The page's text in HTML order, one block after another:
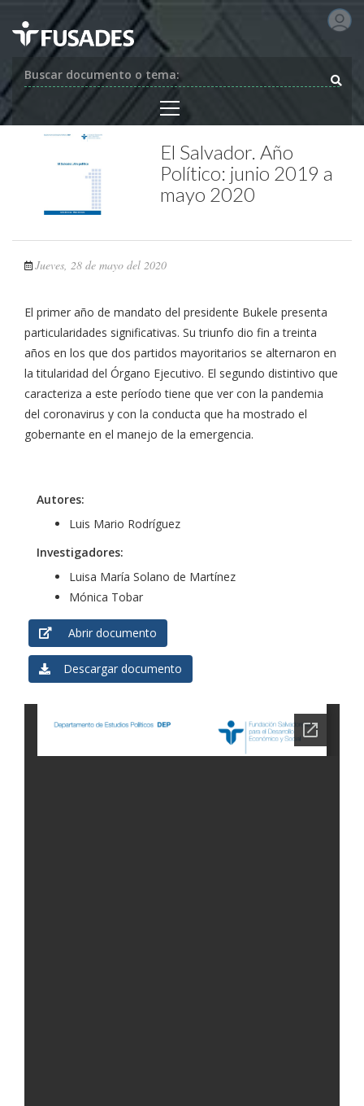
Buscar documento o tema:
El Salvador. Año
Político: junio 2019 a
mayo 2020
Jueves, 28 de mayo del 2020
El primer año de mandato del presidente Bukele presenta
particularidades significativas. Su triunfo dio fin a treinta
años en los que dos partidos mayoritarios se alternaron en
la titularidad del Órgano Ejecutivo. El segundo distintivo que
caracteriza a este período tiene que ver con la pandemia
del coronavirus y con la conducta que ha mostrado el
gobernante en el manejo de la emergencia.
Autores:
Luis Mario Rodríguez
Investigadores:
Luisa María Solano de Martínez
Mónica Tobar
Abrir documento
Descargar documento